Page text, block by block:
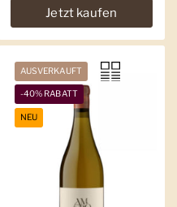
Jetzt kaufen
AUSVERKAUFT
-40% RABATT
NEU